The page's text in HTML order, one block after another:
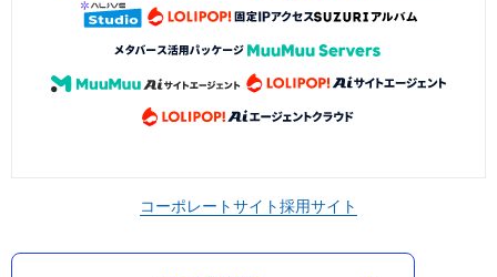
コーポレートサイト採用サイト